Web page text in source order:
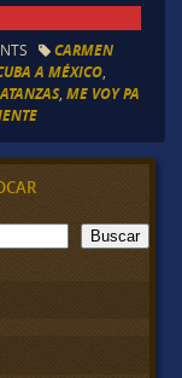
CARMEN
A MÉXICO,
, ME VOY PA
Buscar